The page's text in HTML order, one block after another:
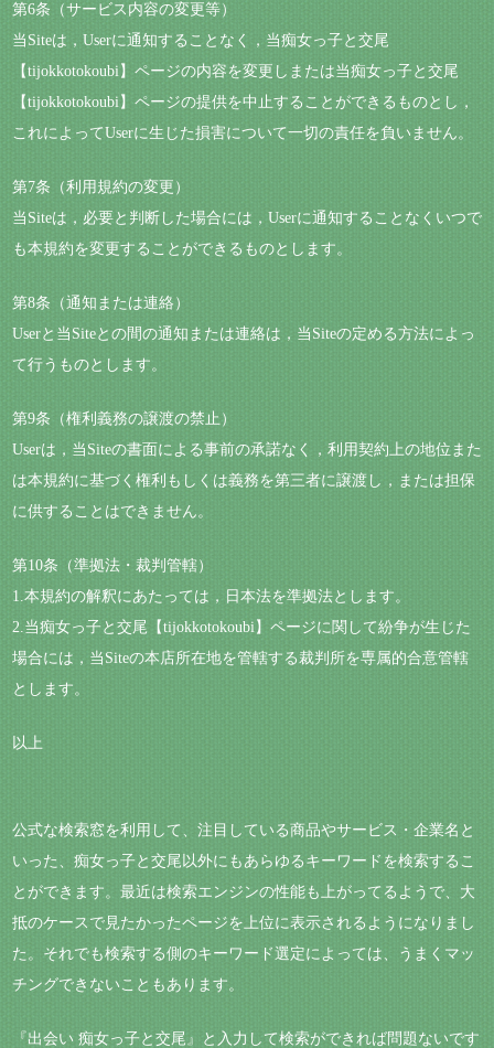
第6条（サービス内容の変更等）
当Siteは，Userに通知することなく，当痴女っ子と交尾
【tijokkotokoubi】ページの内容を変更しまたは当痴女っ子と交尾
【tijokkotokoubi】ページの提供を中止することができるものとし，
これによってUserに生じた損害について一切の責任を負いません。
第7条（利用規約の変更）
当Siteは，必要と判断した場合には，Userに通知することなくいつで
も本規約を変更することができるものとします。
第8条（通知または連絡）
Userと当Siteとの間の通知または連絡は，当Siteの定める方法によっ
て行うものとします。
第9条（権利義務の譲渡の禁止）
Userは，当Siteの書面による事前の承諾なく，利用契約上の地位また
は本規約に基づく権利もしくは義務を第三者に譲渡し，または担保
に供することはできません。
第10条（準拠法・裁判管轄）
1.本規約の解釈にあたっては，日本法を準拠法とします。
2.当痴女っ子と交尾【tijokkotokoubi】ページに関して紛争が生じた
場合には，当Siteの本店所在地を管轄する裁判所を専属的合意管轄
とします。
以上
公式な検索窓を利用して、注目している商品やサービス・企業名と
いった、痴女っ子と交尾以外にもあらゆるキーワードを検索するこ
とができます。最近は検索エンジンの性能も上がってるようで、大
抵のケースで見たかったページを上位に表示されるようになりまし
た。それでも検索する側のキーワード選定によっては、うまくマッ
チングできないこともあります。
『出会い 痴女っ子と交尾』と入力して検索ができれば問題ないです